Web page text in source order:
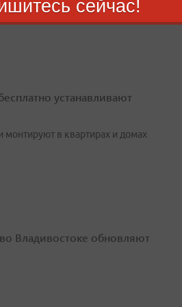
устанавливают
в квартирах и домах
Владивостоке обновляют
сейчас!